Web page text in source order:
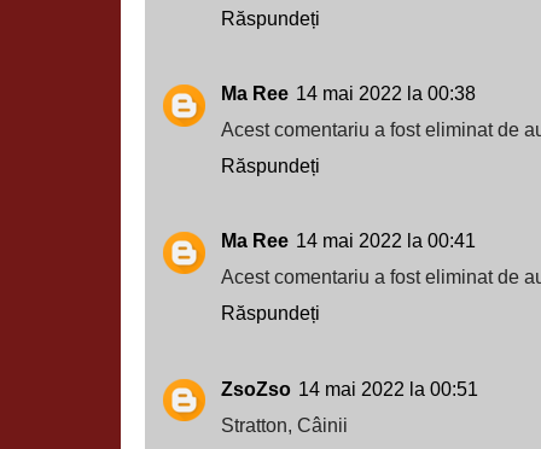
Răspundeți
Ma Ree 14 mai 2022 la 00:38
Acest comentariu a fost eliminat de
Răspundeți
Ma Ree 14 mai 2022 la 00:41
Acest comentariu a fost eliminat de
Răspundeți
ZsoZso 14 mai 2022 la 00:51
Stratton, Câinii